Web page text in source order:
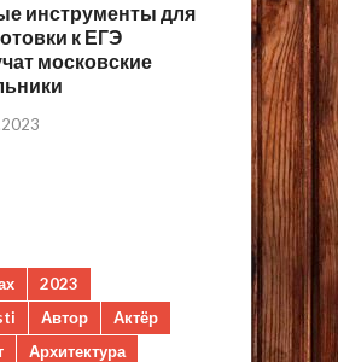
инструменты для
к ЕГЭ
московские
2023
Автор
Актёр
Архитектура